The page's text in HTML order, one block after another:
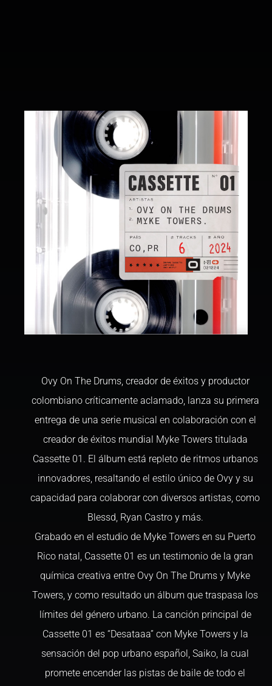
Ovy On The Drums, creador de éxitos y productor
colombiano críticamente aclamado, lanza su primera
entrega de una serie musical en colaboración con el
creador de éxitos mundial Myke Towers titulada
Cassette 01. El álbum está repleto de ritmos urbanos
innovadores, resaltando el estilo único de Ovy y su
capacidad para colaborar con diversos artistas, como
Blessd, Ryan Castro y más.
Grabado en el estudio de Myke Towers en su Puerto
Rico natal, Cassette 01 es un testimonio de la gran
química creativa entre Ovy On The Drums y Myke
Towers, y como resultado un álbum que traspasa los
límites del género urbano. La canción principal de
Cassette 01 es “Desataaa” con Myke Towers y la
sensación del pop urbano español, Saiko, la cual
promete encender las pistas de baile de todo el